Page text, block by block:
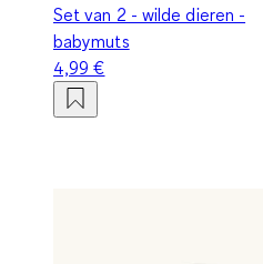
Set van 2 - wilde dieren -
babymuts
4,99 €